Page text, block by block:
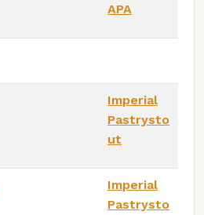
APA
Imperial
Pastrysto
ut
Imperial
Pastrysto